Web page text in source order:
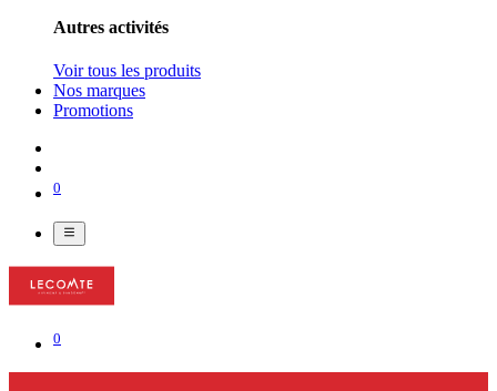
Autres activités
Voir tous les produits
Nos marques
Promotions
0
0